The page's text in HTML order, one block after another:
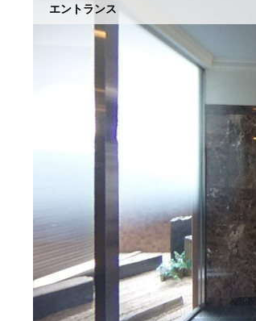
エントランス